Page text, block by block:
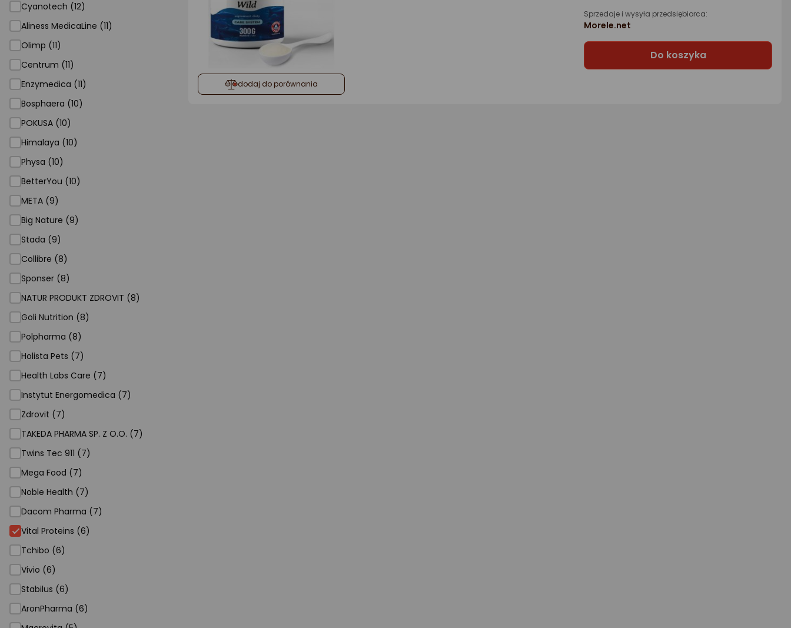
Cyanotech (12)
Aliness MedicaLine (11)
Olimp (11)
Centrum (11)
Enzymedica (11)
Bosphaera (10)
POKUSA (10)
Himalaya (10)
Physa (10)
BetterYou (10)
META (9)
Big Nature (9)
Stada (9)
Collibre (8)
Sponser (8)
NATUR PRODUKT ZDROVIT (8)
Goli Nutrition (8)
Polpharma (8)
Holista Pets (7)
Health Labs Care (7)
Instytut Energomedica (7)
Zdrovit (7)
TAKEDA PHARMA SP. Z O.O. (7)
Twins Tec 911 (7)
Mega Food (7)
Noble Health (7)
Dacom Pharma (7)
Vital Proteins (6)
Tchibo (6)
Vivio (6)
Stabilus (6)
AronPharma (6)
dodaj do porównania
Sprzedaje i wysyła przedsiębiorca:
Morele.net
Do koszyka